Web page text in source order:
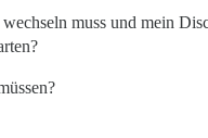
muss und mein